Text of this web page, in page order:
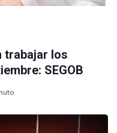
trabajar los
SEGOB